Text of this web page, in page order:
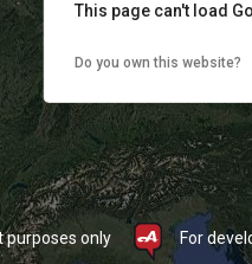
purposes only For
This page can't load
Do you own this website?